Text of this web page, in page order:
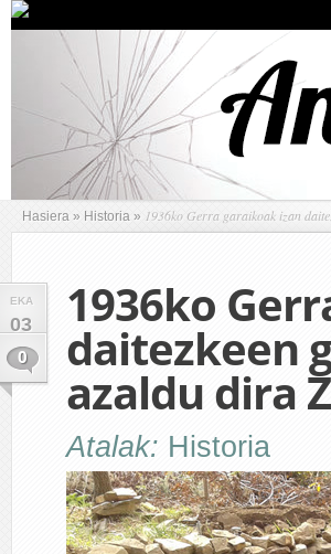
Hasiera » Historia » 1936ko Gerra garaikoak izan
EKA
03
0
1936ko
daitezkeen
azaldu dira
Atalak: Historia